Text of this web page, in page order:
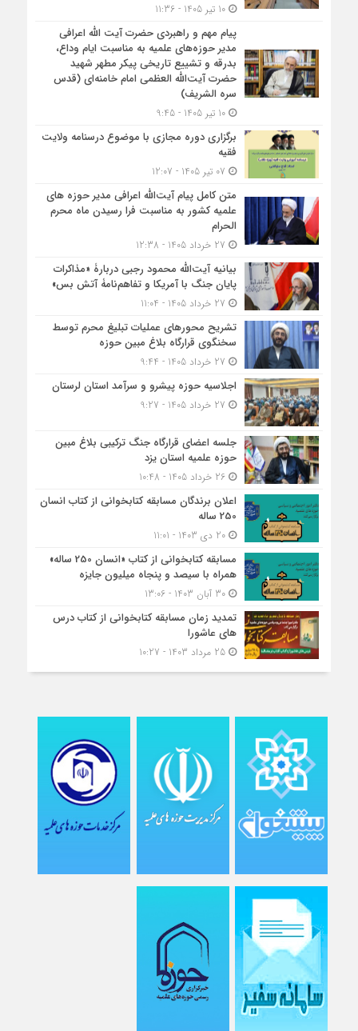
10 تیر 1405 - 11:36
پیام مهم و راهبردی حضرت آیت الله اعرافی
مدیر حوزه‌های علمیه به مناسبت ایام وداع،
بدرقه و تشییع تاریخی پیکر مطهر شهید
حضرت آیت‌الله العظمی امام خامنه‌ای (قدس
سره الشریف)
10 تیر 1405 - 9:45
برگزاری دوره مجازی با موضوع درسنامه ولایت
فقیه
متن کامل پیام آیت‌الله اعرافی مدیر حوزه های
علمیه کشور به مناسبت فرا رسیدن ماه محرم
الحرام
بیانیه آیت‌الله محمود رجبی دربارۀ «مذاکرات
پایان جنگ با آمریکا و تفاهم‌نامۀ آتش بس»
تشریح محورهای عملیات تبلیغ محرم توسط
سخنگوی قرارگاه بلاغ مبین حوزه
اجلاسیه حوزه پیشرو و سرآمد استان لرستان
جلسه اعضای قرارگاه جنگ ترکیبی بلاغ مبین
حوزه علمیه استان یزد
26 خرداد 1405 - 10:48
اعلان برندگان مسابقه کتابخوانی از کتاب انسان
250 ساله
20 دی 1403 - 11:01
مسابقه کتاب‎خوانی از کتاب «انسان 250 ساله»
همراه با سیصد و پنجاه میلیون جایزه
30 آبان 1403 - 13:06
تمدید زمان مسابقه کتابخوانی از کتاب درس
های عاشورا
25 مرداد 1403 - 10:27